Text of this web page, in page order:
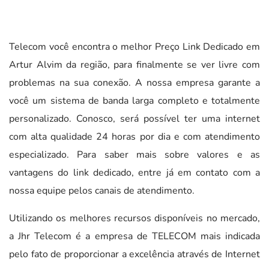
Telecom você encontra o melhor Preço Link Dedicado em
Artur Alvim da região, para finalmente se ver livre com
problemas na sua conexão. A nossa empresa garante a
você um sistema de banda larga completo e totalmente
personalizado. Conosco, será possível ter uma internet
com alta qualidade 24 horas por dia e com atendimento
especializado. Para saber mais sobre valores e as
vantagens do link dedicado, entre já em contato com a
nossa equipe pelos canais de atendimento.
Utilizando os melhores recursos disponíveis no mercado,
a Jhr Telecom é a empresa de TELECOM mais indicada
pelo fato de proporcionar a excelência através de Internet